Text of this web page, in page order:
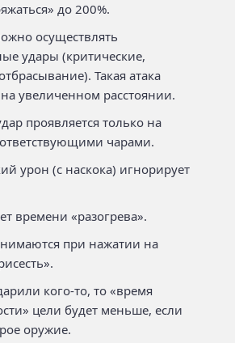
до 200%.
осуществлять
удары (критические,
Такая атака
на увеличенном расстоянии.
проявляется только на
чарами.
урон (с наскока) игнорирует
времени «разогрева».
при нажатии на
кого-то, то «время
цели будет меньше, если
оружие.